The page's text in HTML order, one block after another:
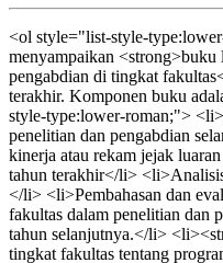
<ol style="list-style-
menyampaikan <strong>buku
pengabdian di tingkat
terakhir. Komponen buku
style-type:lower-roman;">
penelitian dan pengabdian
kinerja atau rekam jejak
tahun terakhir</li>
</li> <li>Pembahasan dan
fakultas dalam penelitian dan
tahun selanjutnya.</li>
tingkat fakultas tentang